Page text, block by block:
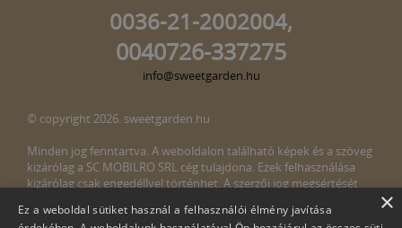
0036-21-2002004,
0040726-337275
info@sweetgarden.hu
© copyright 2026. sweetgarden.hu
Minden jog fenntartva. A weboldalon található képek és a szöveg
kizárólag a SC MOBILRO SRL cég tulajdona. Ezek felhasználása
kizárólag csak engedéllyel történhet. A szerzői jog megsértését
megsértését észlelné, kérjük, jelezze ezt felénk a következő e-mail
×
Ez a weboldal sütiket használ a felhasználói élmény javítása